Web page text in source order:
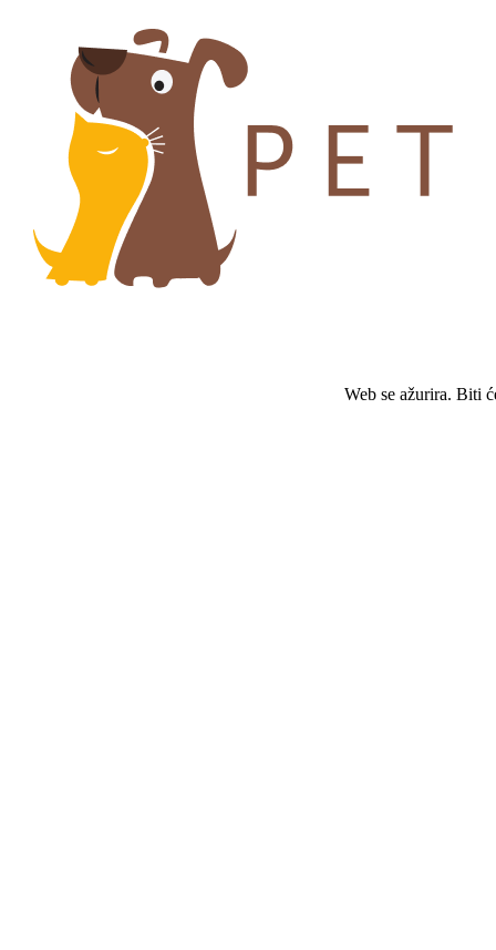
Web se ažurira. Biti